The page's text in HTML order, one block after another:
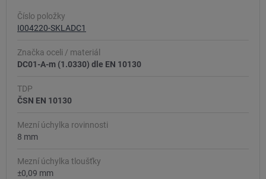
Číslo položky
I004220-SKLADC1
Značka oceli / materiál
DC01-A-m (1.0330) dle EN 10130
TDP
ČSN EN 10130
Mezní úchylka rovinnosti
8 mm
Mezní úchylka tloušťky
±0,09 mm